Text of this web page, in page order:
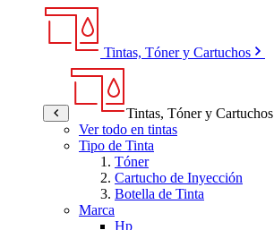
Tintas, Tóner y Cartuchos
Tintas, Tóner y Cartuchos
Ver todo en tintas
Tipo de Tinta
Tóner
Cartucho de Inyección
Botella de Tinta
Marca
Hp